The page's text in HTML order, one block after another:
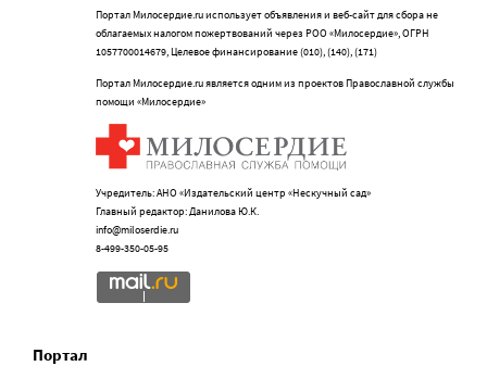
Портал Милосердие.ru использует объявления и веб-сайт для сбора не
облагаемых налогом пожертвований через РОО «Милосердие», ОГРН
1057700014679, Целевое финансирование (010), (140), (171)
Портал Милосердие.ru является одним из проектов Православной службы
помощи «Милосердие»
Учредитель: АНО «Издательский центр «Нескучный сад»
Главный редактор: Данилова Ю.К.
info@miloserdie.ru
8-499-350-05-95
Портал